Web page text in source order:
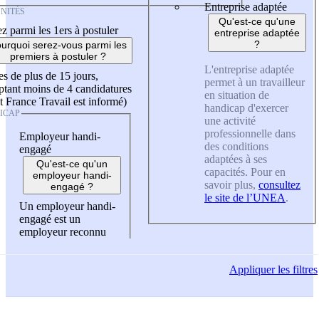
parmi les 1ers à postuler
serez-vous parmi les
premiers à postuler ?
de plus de 15 jours,
moins de 4 candidatures
France Travail est informé)
Employeur handi-
engagé
Qu'est-ce qu'un
employeur handi-
engagé ?
Un employeur handi-
engagé est un
employeur reconnu
Entreprise adaptée
Qu'est-ce qu'une
entreprise adaptée
?
L'entreprise adaptée
permet à un travailleur
en situation de
handicap d'exercer
une activité
professionnelle dans
des conditions
adaptées à ses
capacités. Pour en
savoir plus, consultez
le site de l’UNEA.
Appliquerles filtres